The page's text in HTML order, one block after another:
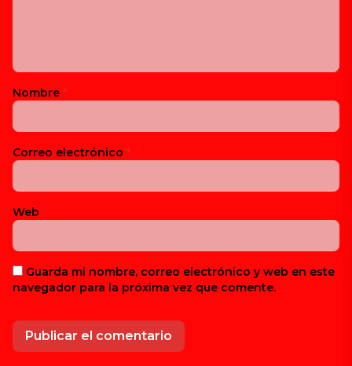
Nombre *
Correo electrónico *
Web
Guarda mi nombre, correo electrónico y web en este
navegador para la próxima vez que comente.